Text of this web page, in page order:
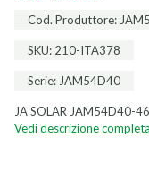
Cod. Produttore:
SKU: 210-ITA378
Serie: JAM54D40
JA SOLAR JAM54D40-
Vedi descrizione completa